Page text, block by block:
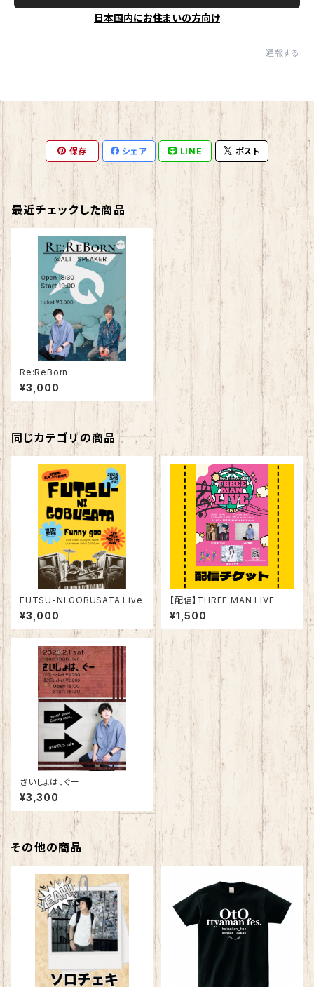
日本国内にお住まいの方向け
通報する
保存 シェア LINE ポスト
最近チェックした商品
Re:ReBorn
¥3,000
同じカテゴリの商品
FUTSU-NI GOBUSATA Live
¥3,000
【配信】THREE MAN LIVE
¥1,500
さいしょは、ぐー
¥3,300
その他の商品